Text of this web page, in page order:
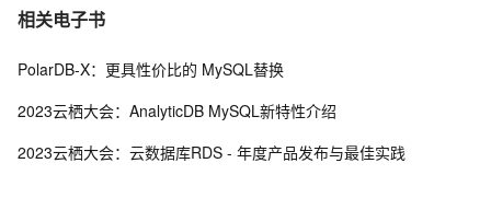
相关电子书
PolarDB-X：更具性价比的 MySQL替换
2023云栖大会：AnalyticDB MySQL新特性介绍
2023云栖大会：云数据库RDS - 年度产品发布与最佳实践